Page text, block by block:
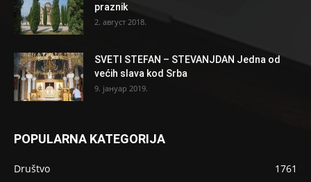
praznik
2. август 2018.
SVETI STEFAN – STEVANJDAN Jedna od
većih slava kod Srba
9. јануар 2019.
POPULARNA KATEGORIJA
Društvo
1761